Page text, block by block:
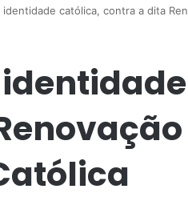
identidade católica, contra a dita